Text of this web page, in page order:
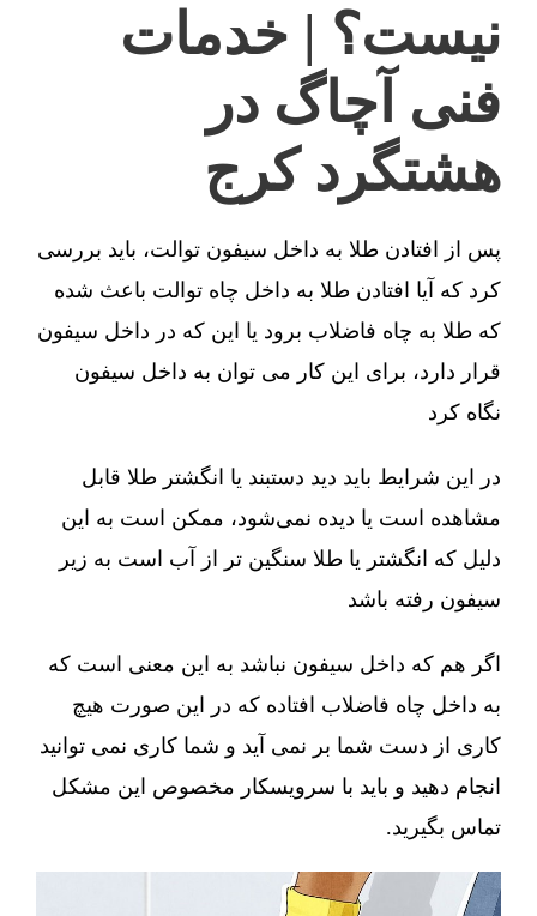
نیست؟ | خدمات
فنی آچاگ در
هشتگرد کرج
پس از افتادن طلا به داخل سیفون توالت، باید بررسی
کرد که آیا افتادن طلا به داخل چاه توالت باعث شده
که طلا به چاه فاضلاب برود یا این که در داخل سیفون
قرار دارد، برای این کار می توان به داخل سیفون
نگاه کرد
در این شرایط باید دید دستبند یا انگشتر طلا قابل
مشاهده است یا دیده نمی‌شود، ممکن است به این
دلیل که انگشتر یا طلا سنگین تر از آب است به زیر
سیفون رفته باشد
اگر هم که داخل سیفون نباشد به این معنی است که
به داخل چاه فاضلاب افتاده که در این صورت هیچ
کاری از دست شما بر نمی آید و شما کاری نمی توانید
انجام دهید و باید با سرویسکار مخصوص این مشکل
تماس بگیرید.